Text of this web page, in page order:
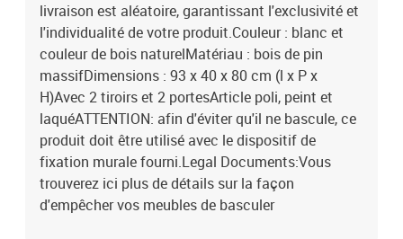
livraison est aléatoire, garantissant l'exclusivité et
l'individualité de votre produit.Couleur : blanc et
couleur de bois naturelMatériau : bois de pin
massifDimensions : 93 x 40 x 80 cm (l x P x
H)Avec 2 tiroirs et 2 portesArticle poli, peint et
laquéATTENTION: afin d'éviter qu'il ne bascule, ce
produit doit être utilisé avec le dispositif de
fixation murale fourni.Legal Documents:Vous
trouverez ici plus de détails sur la façon
d'empêcher vos meubles de basculer